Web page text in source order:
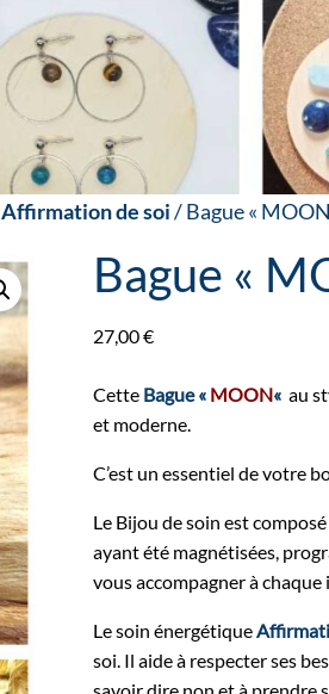
Affirmation de soi/ Bague «
Bague «
27,00€
Cette Bague « MOON« au
et moderne.
C’est un essentiel de votre
Le Bijou de soin est
ayant été magnétisées,
vous accompagner à
Le soin énergétique
soi. Il aide à respecter ses